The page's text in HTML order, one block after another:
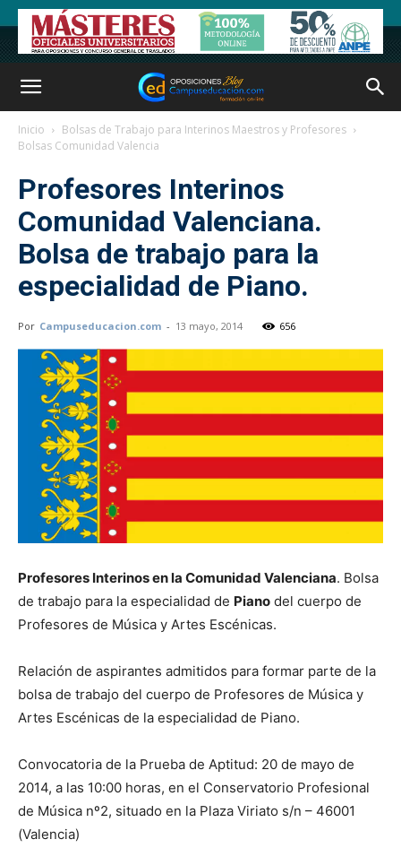
Inicio
Bolsas de Trabajo para Interinos Maestros y Profesores
Bolsas Comunidad Valencia
Profesores Interinos
Comunidad Valenciana.
Bolsa de trabajo para la
especialidad de Piano.
Por Campuseducacion.com - 13 mayo, 2014 656
Profesores Interinos en la Comunidad Valenciana. Bolsa
de trabajo para la especialidad de Piano del cuerpo de
Profesores de Música y Artes Escénicas.
Relación de aspirantes admitidos para formar parte de la
bolsa de trabajo del cuerpo de Profesores de Música y
Artes Escénicas de la especialidad de Piano.
Convocatoria de la Prueba de Aptitud: 20 de mayo de
2014, a las 10:00 horas, en el Conservatorio Profesional
de Música nº2, situado en la Plaza Viriato s/n – 46001
(Valencia)